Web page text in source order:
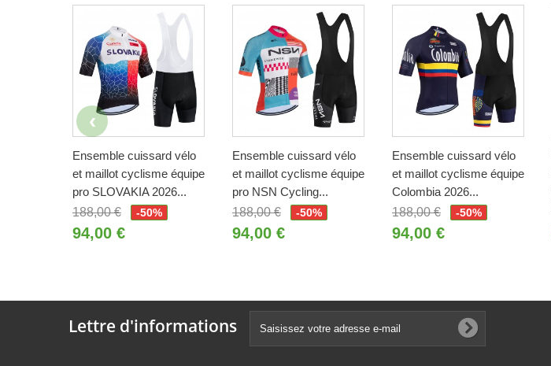
Ensemble cuissard vélo
et maillot cyclisme équipe
pro SLOVAKIA 2026...
188,00 €
-50%
94,00 €
Ensemble cuissard vélo
et maillot cyclisme équipe
pro NSN Cycling...
188,00 €
-50%
94,00 €
Ensemble cuissard vélo
et maillot cyclisme équipe
Colombia 2026...
188,00 €
-50%
94,00 €
Lettre d'informations